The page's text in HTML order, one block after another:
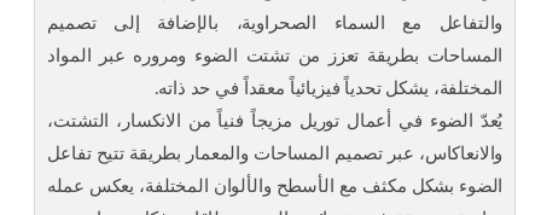
والتفاعل مع السماء الصحراوية، بالإضافة إلى تصميم
المساحات بطريقة تعزز من تشتت الضوء ومروره عبر المواد
المختلفة، يشكل تحدياً فيزيائياً معقداً في حد ذاته.
يُعدّ الضوء في أعمال توريل مزيجاً فنياً من الانكسار، التشتت،
والانعاكاس، عبر تصميم المساحات والمعمار بطريقة تتيح تفاعل
الضوء بشكل مكثف مع الأسطح والألوان المختلفة، يعكس عمله